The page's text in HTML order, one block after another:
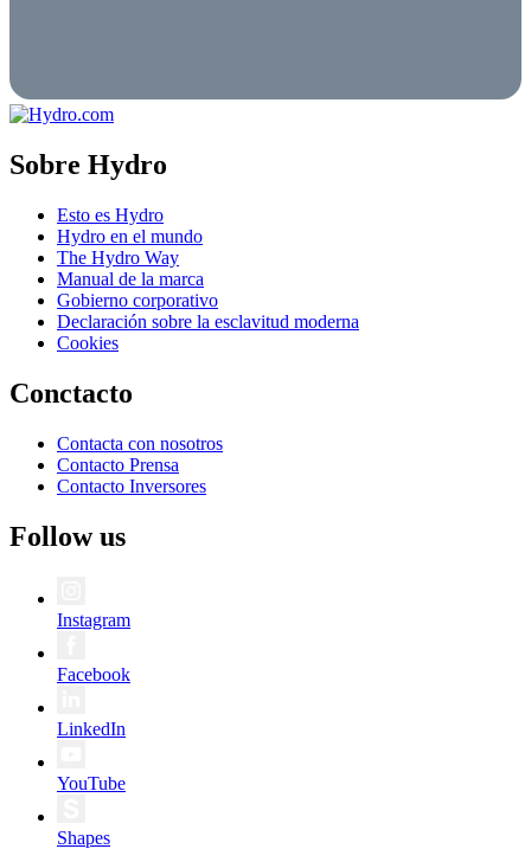
Sobre Hydro
Esto es Hydro
Hydro en el mundo
The Hydro Way
Manual de la marca
Gobierno corporativo
Declaración sobre la esclavitud moderna
Cookies
Conctacto
Contacta con nosotros
Contacto Prensa
Contacto Inversores
Follow us
Instagram
Facebook
LinkedIn
YouTube
Shapes